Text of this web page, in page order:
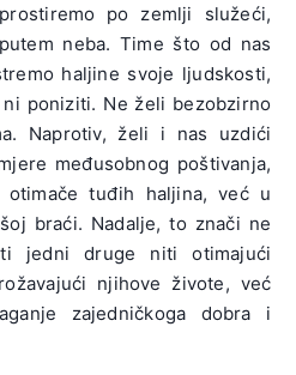
po zemlji služeći,
neba. Time što od nas
haljine svoje ljudskosti,
poniziti. Ne želi bezobzirno
Naprotiv, želi i nas uzdići
međusobnog poštivanja,
tuđih haljina, već u
braći. Nadalje, to znači ne
jedni druge niti otimajući
njihove živote, već
zajedničkoga dobra i